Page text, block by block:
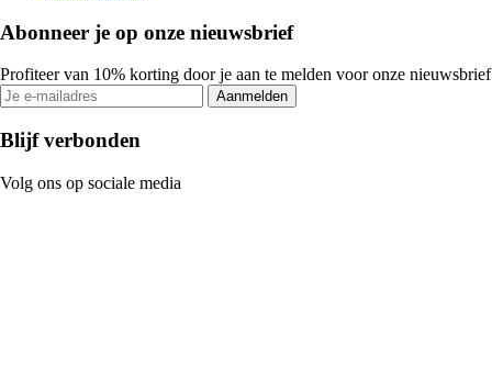
Abonneer je op onze nieuwsbrief
Profiteer van 10% korting door je aan te melden voor onze nieuwsbrief
Aanmelden
Blijf verbonden
Volg ons op sociale media